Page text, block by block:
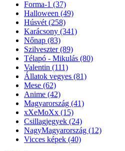
Forma-1 (37)
Halloween (49)
Húsvét (258)
Karácsony (341)
Nőnap (83)
Szilveszter(89)
Télapó - Mikulás (80)
Valentin (111)
Állatok vegyes (81)
Mese (62)
Anime (42)
Magyarország (41)
xXeMoXx (15)
Csillagjegyek (24)
NagyMagyarország (12)
Vicces képek (40)